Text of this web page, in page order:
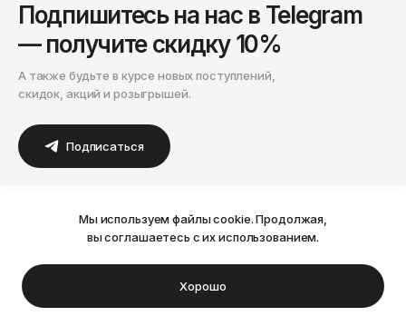
Подпишитесь на нас в Telegram
— получите скидку 10%
А также будьте в курсе новых поступлений,
скидок, акций и розыгрышей.
Подписаться
Каталог
Ваш город Пермь?
Мы используем файлы cookie. Продолжая,
вы соглашаетесь с их использованием.
Хорошо